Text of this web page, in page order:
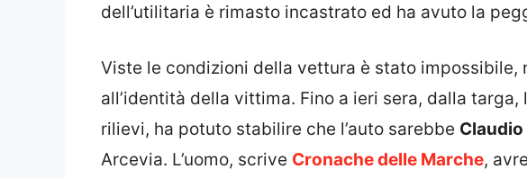
dell’utilitaria è rimasto incastrato ed ha avuto la
Viste le condizioni della vettura è stato impossibile,
all’identità della vittima. Fino a ieri sera, dalla
rilievi, ha potuto stabilire che l’auto sarebbe
Arcevia. L’uomo, scrive Cronache delle Marche,